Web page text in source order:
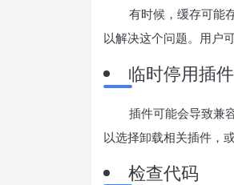
有时候，缓存可能
以解决这个问题。用户
临时停用插件
插件可能会导致兼
以选择卸载相关插件，
检查代码